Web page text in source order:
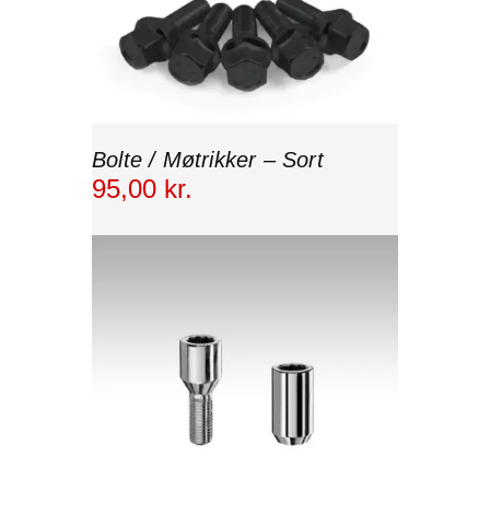
Bolte / Møtrikker – Sort
95,00 kr.